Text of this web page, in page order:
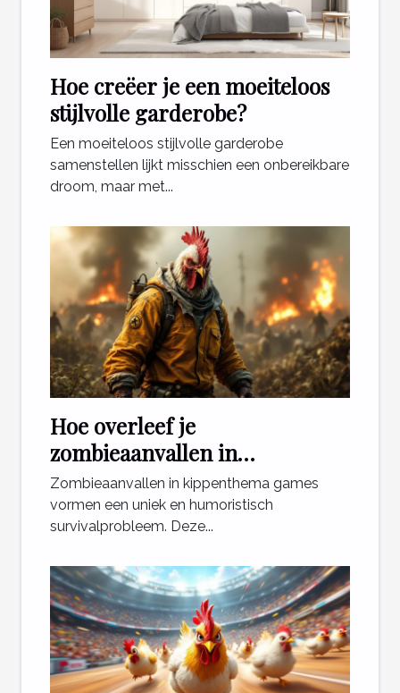
Hoe creëer je een moeiteloos
stijlvolle garderobe?
Een moeiteloos stijlvolle garderobe
samenstellen lijkt misschien een onbereikbare
droom, maar met...
Hoe overleef je
zombieaanvallen in
kippenthema games?
Zombieaanvallen in kippenthema games
vormen een uniek en humoristisch
survivalprobleem. Deze...